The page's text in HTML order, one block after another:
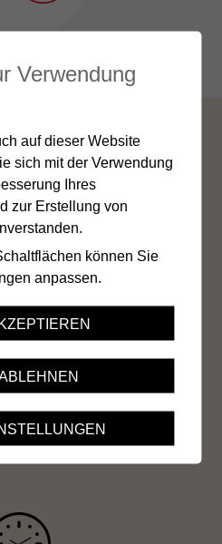
Links Impressum
Cookie-Einstellungen
Siteplan
Av. de la Gare 15
Postfach
1951 Sitten
Tel. 027 324 96 11
Verwendung
auf dieser Website
sich mit der Verwendung
Ihres
zur Erstellung von
können Sie
anpassen.